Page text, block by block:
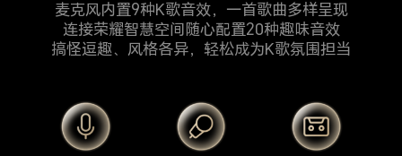
麦克风内置9种K歌音效，一首歌曲多样呈现
连接荣耀智慧空间随心配置20种趣味音效
搞怪逗趣、风格各异，轻松成为K歌氛围担当